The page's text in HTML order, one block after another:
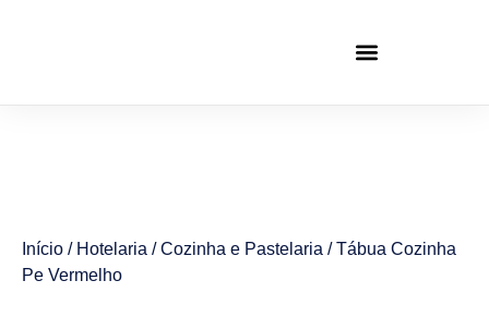
Início / Hotelaria /Cozinha e Pastelaria / Tábua Cozinha
Pe Vermelho